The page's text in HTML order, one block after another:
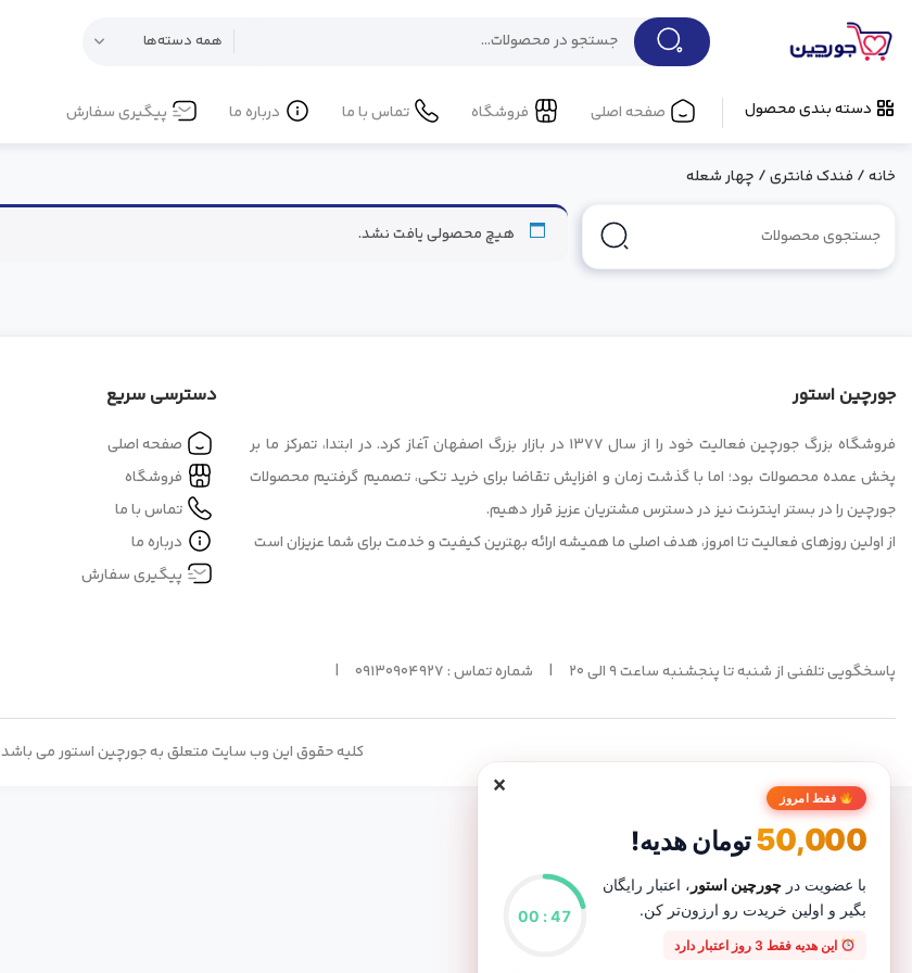
دسته بندی محصول صفحه اصلی فروشگاه تماس با ما درباره ما پیگیری سفارش
خانه/ فندک فانتری/ چهار شعله
هیچ محصولی یافت نشد.
جورچین استور
فروشگاه بزرگ جورچین فعالیت خود را از سال ۱۳۷۷ در بازار بزرگ اصفهان آغاز کرد. در ابتدا، تمرکز ما بر
پخش عمده محصولات بود؛ اما با گذشت زمان و افزایش تقاضا برای خرید تکی، تصمیم گرفتیم محصولات
جورچین را در بستر اینترنت نیز در دسترس مشتریان عزیز قرار دهیم.
از اولین روزهای فعالیت تا امروز، هدف اصلی ما همیشه ارائه بهترین کیفیت و خدمت برای شما عزیزان است
دسترسی سریع
صفحه اصلی
فروشگاه
تماس با ما
درباره ما
پیگیری سفارش
پاسخگویی تلفنی از شنبه تا پنجشنبه ساعت ۹ الی ۲۰ | شماره تماس : 09130904927 |
کلیه حقوق این وب سایت متعلق به جورچین استور می باشد
× فقط امروز
50,000تومان هدیه!
با عضویت در چورچین استور ، اعتبار رایگان
بگیر و اولین خریدت رو ارزون‌تر کن.
این هدیه فقط 3 روز اعتبار دارد
47
:
00